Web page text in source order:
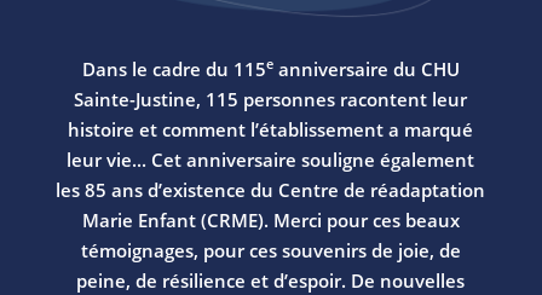
Dans le cadre du 115eanniversaire du CHU
Sainte-Justine, 115 personnes racontent leur
histoire et comment l’établissement a marqué
leur vie... Cet anniversaire souligne également
les 85 ans d’existence du Centre de réadaptation
Marie Enfant (CRME). Merci pour ces beaux
témoignages, pour ces souvenirs de joie, de
peine, de résilience et d’espoir. De nouvelles